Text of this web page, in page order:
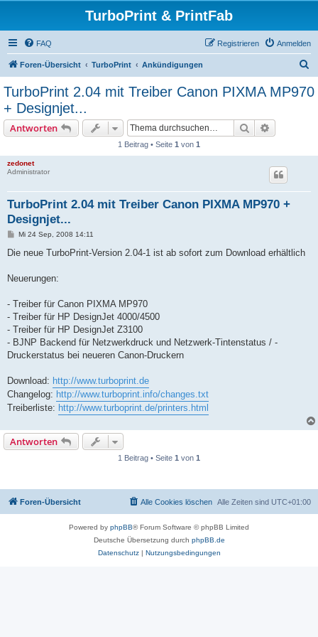
TurboPrint & PrintFab
FAQ Anmelden
Registrieren
Foren-Übersicht TurboPrint Ankündigungen
c
TurboPrint 2.04 mit Treiber Canon PIXMA MP970
+ Designjet...
Antworten Suche
1 Beitrag • Seite 1 von 1
zedonet
Administrator
TurboPrint 2.04 mit Treiber Canon PIXMA MP970 +
Designjet...
B
i
a
Mi 24 Sep, 2008 14:11
Die neue TurboPrint-Version 2.04-1 ist ab sofort zum Download erhältlich
Neuerungen:
- Treiber für Canon PIXMA MP970
- Treiber für HP DesignJet 4000/4500
- Treiber für HP DesignJet Z3100
- BJNP Backend für Netzwerkdruck und Netzwerk-Tintenstatus / -
Druckerstatus bei neueren Canon-Druckern
Download: http://www.turboprint.de
Changelog: http://www.turboprint.info/changes.txt
Treiberliste: http://www.turboprint.de/printers.html
Antworten
1 Beitrag • Seite 1 von 1
Foren-Übersicht Alle Zeiten sind UTC+01:00
Alle Cookies löschen
Powered by phpBB® Forum Software © phpBB Limited
Deutsche Übersetzung durch phpBB.de
Datenschutz| Nutzungsbedingungen